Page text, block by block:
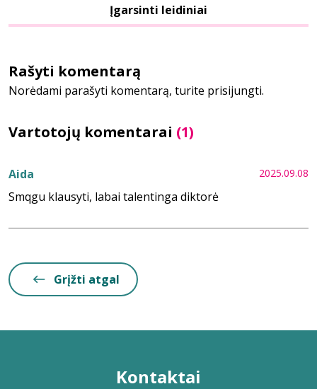
Įgarsinti leidiniai
Vartotojų komentarai (1)
2025.09.08
Aida
Smqgu klausyti, labai talentinga diktorė
Rašyti komentarą
Norėdami parašyti komentarą, turite prisijungti.
Grįžti atgal
Kontaktai